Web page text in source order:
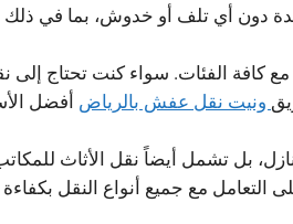
دون أي تلف أو خدوش، بما في ذلك
كافة الفئات. سواء كنت تحتاج
ونيت نقل عفش بالرياض أفضل
بل تشمل أيضاً نقل الأثاث
التعامل مع جميع أنواع النقل بكفاءة